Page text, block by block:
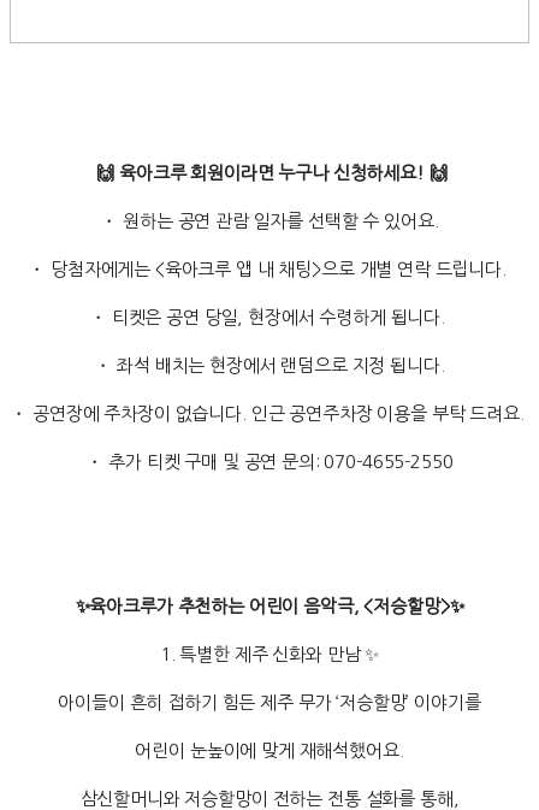
🙌 육아크루 회원이라면 누구나 신청하세요! 🙌
・ 원하는 공연 관람 일자를 선택할 수 있어요.
・ 당첨자에게는 <육아크루 앱 내 채팅>으로 개별 연락 드립니다.
・ 티켓은 공연 당일, 현장에서 수령하게 됩니다.
・ 좌석 배치는 현장에서 랜덤으로 지정 됩니다.
・ 공연장에 주차장이 없습니다. 인근 공연주차장 이용을 부탁 드려요.
・ 추가 티켓 구매 및 공연 문의: 070-4655-2550
✨육아크루가 추천하는 어린이 음악극, <저승할망>✨
1. 특별한 제주 신화와 만남 ✨
아이들이 흔히 접하기 힘든 제주 무가 ‘저승할망’ 이야기를
어린이 눈높이에 맞게 재해석했어요.
삼신할머니와 저승할망이 전하는 전통 설화를 통해,